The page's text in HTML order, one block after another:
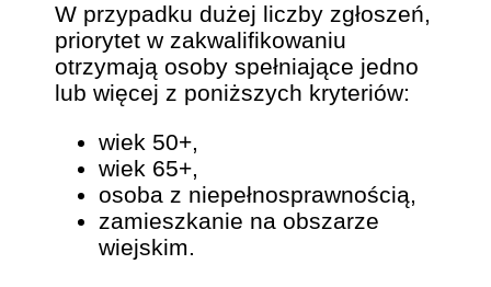
W przypadku dużej liczby zgłoszeń,
priorytet w zakwalifikowaniu
otrzymają osoby spełniające jedno
lub więcej z poniższych kryteriów:
wiek 50+,
wiek 65+,
osoba z niepełnosprawnością,
zamieszkanie na obszarze
wiejskim.